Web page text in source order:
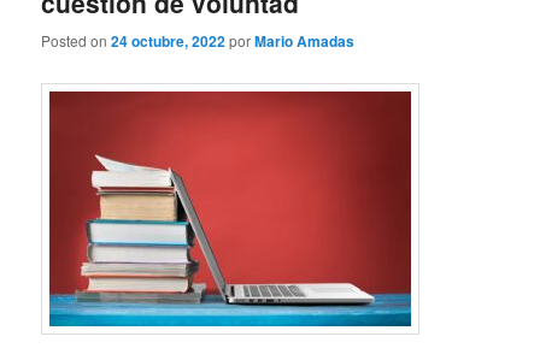
Posted on24 octubre, 2022porMario Amadas